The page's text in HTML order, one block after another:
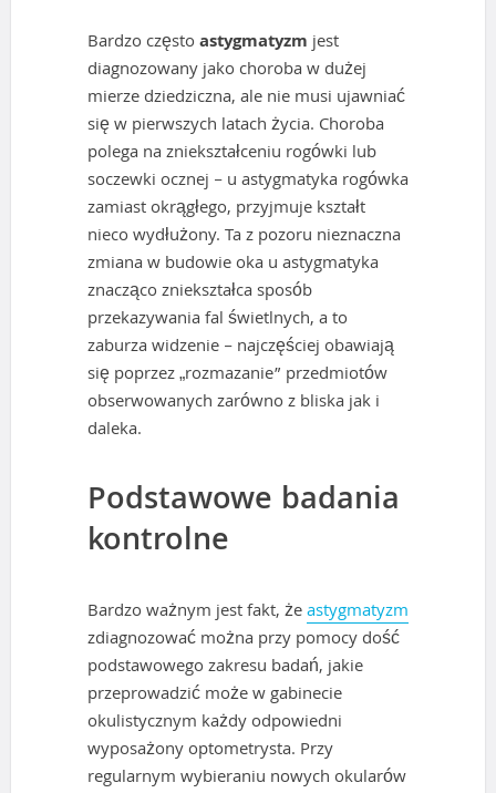
Bardzo częstoastygmatyzmjest
diagnozowany jako choroba w dużej
mierze dziedziczna, ale nie musi ujawniać
się w pierwszych latach życia. Choroba
polega na zniekształceniu rogówki lub
soczewki ocznej – u astygmatyka rogówka
zamiast okrągłego, przyjmuje kształt
nieco wydłużony. Ta z pozoru nieznaczna
zmiana w budowie oka u astygmatyka
znacząco zniekształca sposób
przekazywania fal świetlnych, a to
zaburza widzenie – najczęściej obawiają
się poprzez „rozmazanie” przedmiotów
obserwowanych zarówno z bliska jak i
daleka.
Podstawowe badania
kontrolne
Bardzo ważnym jest fakt, żeastygmatyzm
zdiagnozować można przy pomocy dość
podstawowego zakresu badań, jakie
przeprowadzić może w gabinecie
okulistycznym każdy odpowiedni
wyposażony optometrysta. Przy
regularnym wybieraniu nowych okularów